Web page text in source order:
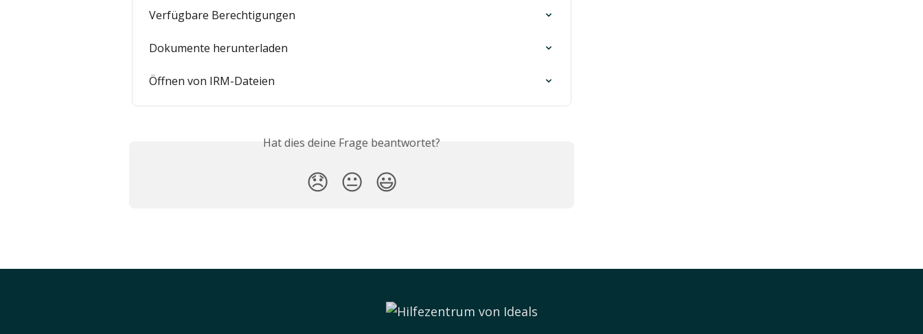
Verfügbare Berechtigungen
Dokumente herunterladen
Öffnen von IRM-Dateien
Hat dies deine Frage beantwortet?
😞 😐 😃